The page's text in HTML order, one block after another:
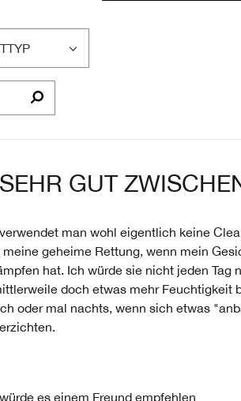
SEHR GUT
man wohl eigentlich keine
meine geheime Rettung, wenn mein
hat. Ich würde sie nicht jeden Tag
doch etwas mehr Feuchtigkeit
oder mal nachts, wenn sich etwas
es einem Freund empfehlen